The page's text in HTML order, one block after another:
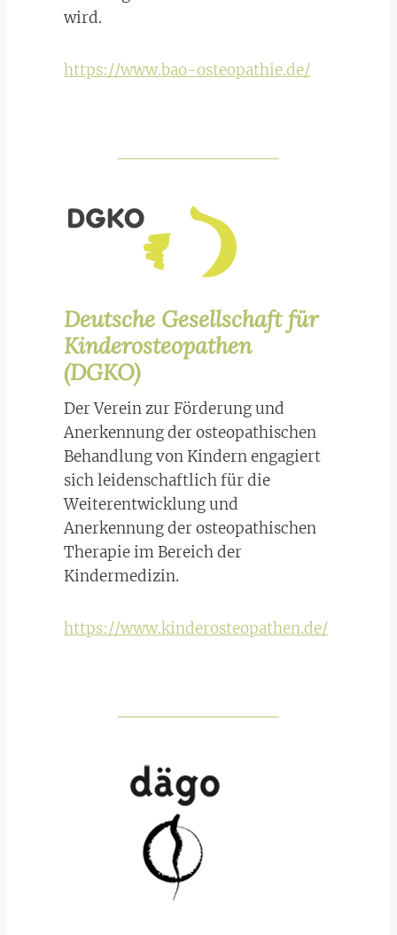
wird.
https://www.bao-osteopathie.de/
Deutsche Gesellschaft für
Kinderosteopathen
(DGKO)
Der Verein zur Förderung und
Anerkennung der osteopathischen
Behandlung von Kindern engagiert
sich leidenschaftlich für die
Weiterentwicklung und
Anerkennung der osteopathischen
Therapie im Bereich der
Kindermedizin.
https://www.kinderosteopathen.de/